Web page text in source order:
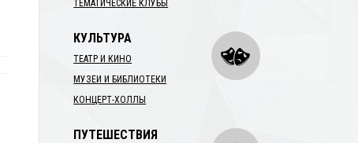
ТЕМАТИЧЕСКИЕ КЛУБЫ
КУЛЬТУРА
ТЕАТР И КИНО
МУЗЕИ И БИБЛИОТЕКИ
КОНЦЕРТ-ХОЛЛЫ
ПУТЕШЕСТВИЯ